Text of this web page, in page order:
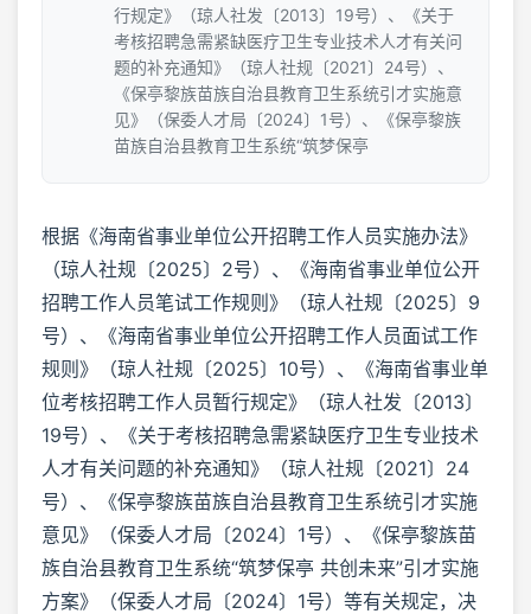
行规定》（琼人社发〔2013〕19号）、《关于
考核招聘急需紧缺医疗卫生专业技术人才有关问
题的补充通知》（琼人社规〔2021〕24号）、
《保亭黎族苗族自治县教育卫生系统引才实施意
见》（保委人才局〔2024〕1号）、《保亭黎族
苗族自治县教育卫生系统“筑梦保亭
根据《海南省事业单位公开招聘工作人员实施办法》
（琼人社规〔2025〕2号）、《海南省事业单位公开
招聘工作人员笔试工作规则》（琼人社规〔2025〕9
号）、《海南省事业单位公开招聘工作人员面试工作
规则》（琼人社规〔2025〕10号）、《海南省事业单
位考核招聘工作人员暂行规定》（琼人社发〔2013〕
19号）、《关于考核招聘急需紧缺医疗卫生专业技术
人才有关问题的补充通知》（琼人社规〔2021〕24
号）、《保亭黎族苗族自治县教育卫生系统引才实施
意见》（保委人才局〔2024〕1号）、《保亭黎族苗
族自治县教育卫生系统“筑梦保亭 共创未来”引才实施
方案》（保委人才局〔2024〕1号）等有关规定，决